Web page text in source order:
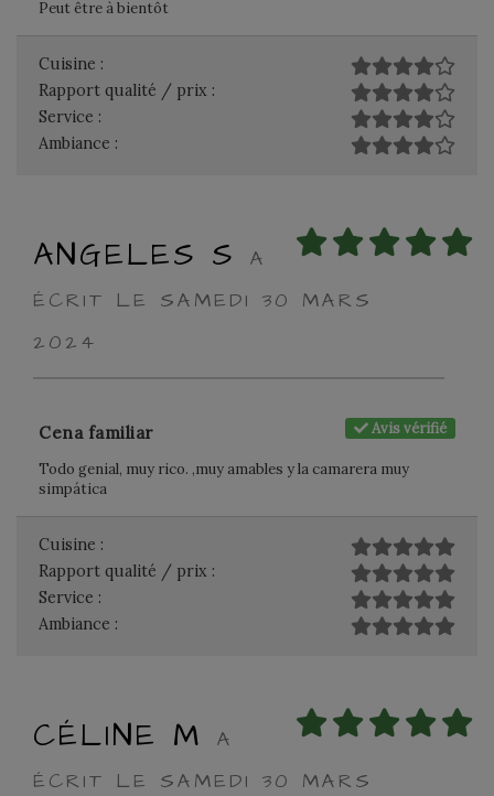
Peut être à bientôt
Cuisine :
Rapport qualité / prix :
Service :
Ambiance :
ANGELES S
A
ÉCRIT LE SAMEDI 30 MARS
2024
Avis vérifié
Cena familiar
Todo genial, muy rico. ,muy amables y la camarera muy
simpática
Cuisine :
Rapport qualité / prix :
Service :
Ambiance :
CÉLINE M
A
ÉCRIT LE SAMEDI 30 MARS